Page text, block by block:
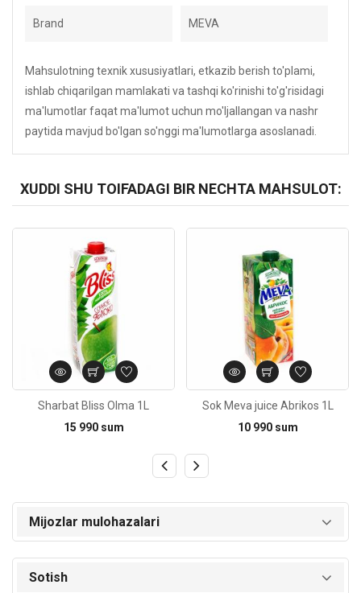
Brand MEVA
Mahsulotning texnik xususiyatlari, etkazib berish to'plami,
ishlab chiqarilgan mamlakati va tashqi ko'rinishi to'g'risidagi
ma'lumotlar faqat ma'lumot uchun mo'ljallangan va nashr
paytida mavjud bo'lgan so'nggi ma'lumotlarga asoslanadi.
XUDDI SHU TOIFADAGI BIR NECHTA MAHSULOT:
Sharbat Bliss Olma 1L
15 990 sum
Sok Meva juice Abrikos 1L
10 990 sum
Mijozlar mulohazalari
Sotish